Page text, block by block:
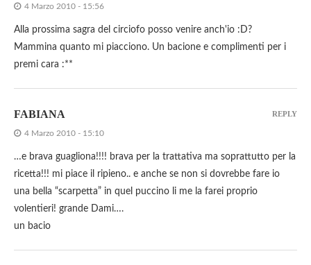
4 Marzo 2010 - 15:56
Alla prossima sagra del circiofo posso venire anch'io :D?
Mammina quanto mi piacciono. Un bacione e complimenti per i
premi cara :**
FABIANA
4 Marzo 2010 - 15:10
…e brava guagliona!!!! brava per la trattativa ma soprattutto per la
ricetta!!! mi piace il ripieno.. e anche se non si dovrebbe fare io
una bella “scarpetta” in quel puccino li me la farei proprio
volentieri! grande Dami….
un bacio
REPLY